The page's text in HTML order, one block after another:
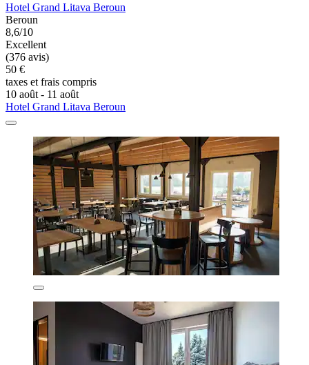
Hotel Grand Litava Beroun
Beroun
8,6/10
Excellent
(376 avis)
50 €
taxes et frais compris
10 août - 11 août
Hotel Grand Litava Beroun